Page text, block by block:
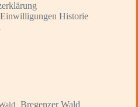
Einwilligungen Historie
Bregenzer Wald